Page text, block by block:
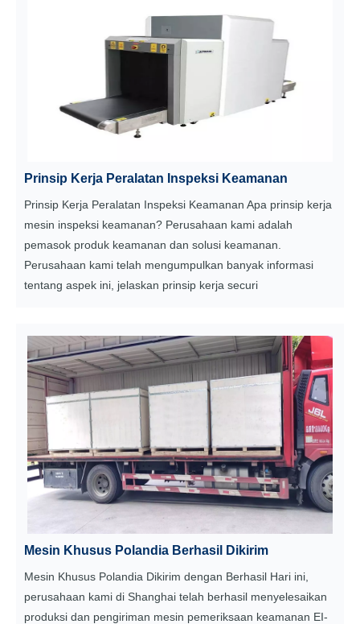
Prinsip Kerja Peralatan Inspeksi Keamanan
Prinsip Kerja Peralatan Inspeksi Keamanan Apa prinsip kerja
mesin inspeksi keamanan? Perusahaan kami adalah
pemasok produk keamanan dan solusi keamanan.
Perusahaan kami telah mengumpulkan banyak informasi
tentang aspek ini, jelaskan prinsip kerja securi
Mesin Khusus Polandia Berhasil Dikirim
Mesin Khusus Polandia Dikirim dengan Berhasil Hari ini,
perusahaan kami di Shanghai telah berhasil menyelesaikan
produksi dan pengiriman mesin pemeriksaan keamanan EI-